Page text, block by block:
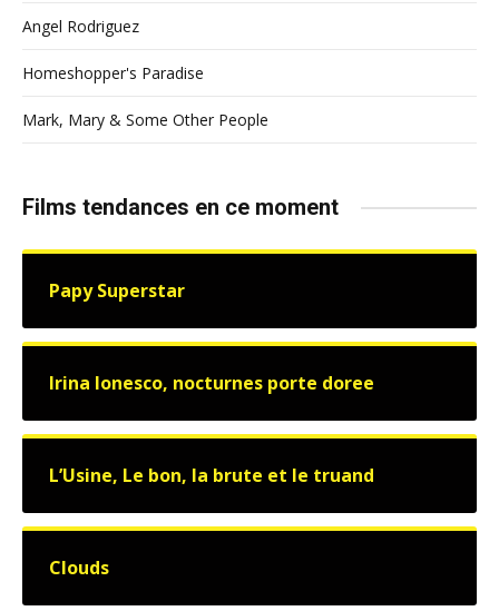
Angel Rodriguez
Homeshopper's Paradise
Mark, Mary & Some Other People
Films tendances en ce moment
Papy Superstar
Irina Ionesco, nocturnes porte doree
L’Usine, Le bon, la brute et le truand
Clouds